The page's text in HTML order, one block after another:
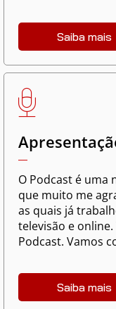
Saiba mais
O Podcast é uma
que muito me
as quais já
televisão e
Podcast. Vamos
Saiba mais